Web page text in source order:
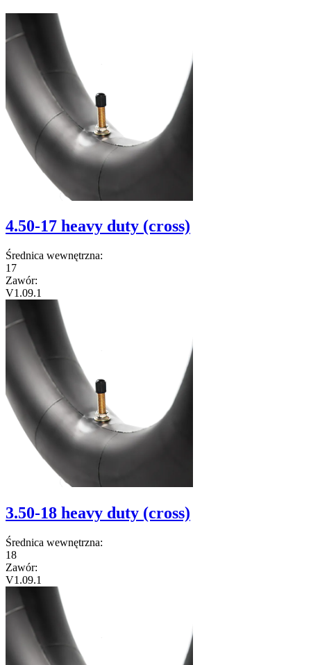
4.50-17 heavy duty (cross)
Średnica wewnętrzna:
17
Zawór:
V1.09.1
3.50-18 heavy duty (cross)
Średnica wewnętrzna:
18
Zawór:
V1.09.1